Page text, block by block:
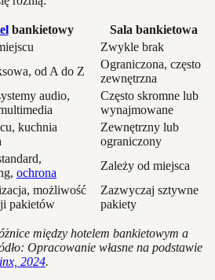
bankietowy
Sala bankietowa
Zwykle brak
od A do Z
Ograniczona, często
zewnętrzna
audio,
Często skromne lub
wynajmowane
kuchnia
Zewnętrzny lub
ograniczony
ochrona
Zależy od miejsca
możliwość
pakietów
Zazwyczaj sztywne
pakiety
między hotelem bankietowym a
Opracowanie własne na podstawie
2024.